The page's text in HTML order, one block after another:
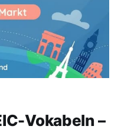
Vokabeln –